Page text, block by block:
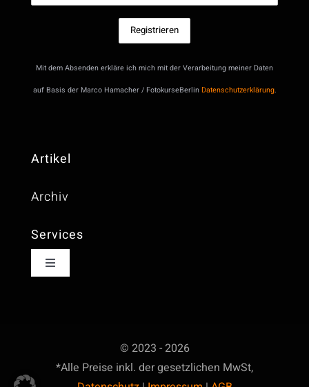
Mit dem Absenden erkläre ich mich mit der Verarbeitung meiner Daten
auf Basis der Marco Hamacher / FotokurseBerlin Datenschutzerklärung.
Artikel
Archiv
Services
Toggle
© 2023 - 2026
*Alle Preise inkl. der gesetzlichen MwSt,